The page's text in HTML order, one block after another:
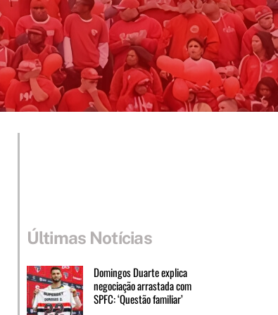
Últimas Notícias
Domingos Duarte explica
negociação arrastada com
SPFC: ‘Questão familiar’